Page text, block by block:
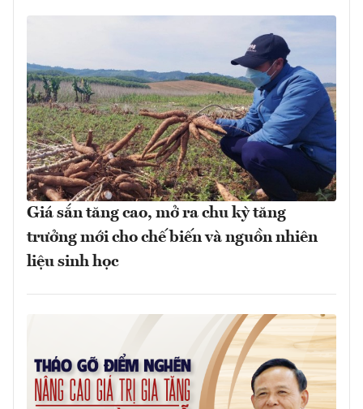
Giá sắn tăng cao, mở ra chu kỳ tăng
trưởng mới cho chế biến và nguồn nhiên
liệu sinh học